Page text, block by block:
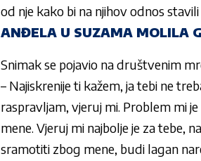
od nje kako bi na njihov odnos
ANĐELA U SUZAMA MOLILA
Snimak se pojavio na društvenim
– Najiskrenije ti kažem, ja tebi ne
raspravljam, vjeruj mi. Problem mi
mene. Vjeruj mi najbolje je za tebe,
sramotiti zbog mene, budi lagan